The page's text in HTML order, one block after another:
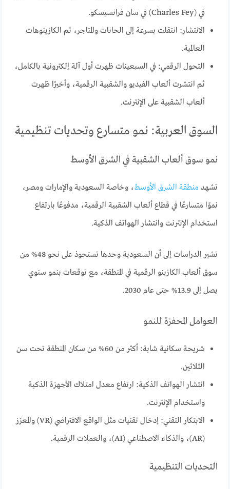
في (Charles Fey) في سان فرانسيسكو.
الانتشار: انتقلت بسرعة إلى الحانات والمتاجر، ثم الكازينوهات
العالمية.
التحول الرقمي: في السبعينات ظهرت أول آلة إلكترونية بالكامل،
ثم انتشرت ألعاب الفيديو والشقبية الرقمية، وأخيرًا ظهرت
ألعاب الشقبية على الإنترنت.
السوق العربية: نمو متسارع وتحديات تنظيمية
نمو سوق ألعاب الشقبية في الشرق الأوسط
تشهد منطقة الشرق الأوسط، وخاصة السعودية والإمارات ومصر،
نموًا متسارعًا في قطاع ألعاب الشقبية الرقمية، مدفوعًا بارتفاع
استخدام الإنترنت وانتشار الهواتف الذكية.
تشير الدراسات إلى أن السعودية وحدها تستحوذ على نحو 48% من
سوق ألعاب الكازينو الرقمية في المنطقة، مع توقعات بنمو سنوي
يصل إلى 13.9% حتى عام 2030.
العوامل المحفزة للنمو
شريحة سكانية شابة: أكثر من 60% من سكان المنطقة تحت سن
الثلاثين.
انتشار الهواتف الذكية: ارتفاع معدل امتلاك الأجهزة الذكية
واستخدام الإنترنت.
الابتكار التقني: إدخال تقنيات مثل الواقع الافتراضي (VR) والمعزز
(AR)، والذكاء الاصطناعي (AI)، والعملات الرقمية.
التحديات التنظيمية